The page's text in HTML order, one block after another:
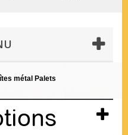
métal Palets